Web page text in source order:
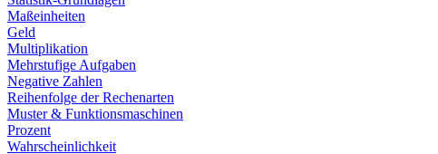
Maßeinheiten
Geld
Multiplikation
Mehrstufige Aufgaben
Negative Zahlen
Reihenfolge der Rechenarten
Muster & Funktionsmaschinen
Prozent
Wahrscheinlichkeit